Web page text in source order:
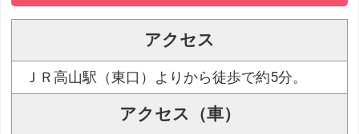
アクセス
ＪＲ高山駅（東口）よりから徒歩で約5分。
アクセス（車）